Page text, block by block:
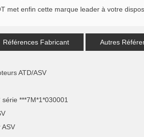
met enfin cette marque leader à votre
Références Fabricant Autres
ATD/ASV
***7M*1*030001
ASV